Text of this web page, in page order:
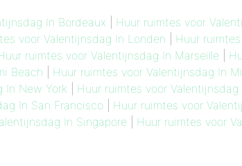
In Bordeaux
Huur ruimtes voor
voor Valentijnsdag In Londen
Huur
ruimtes voor Valentijnsdag In Marseille
Beach Huur ruimtes voor Valentijnsdag In
In New York Huur ruimtes voor Valentijnsdag
In San Francisco
Huur ruimtes voor
In Singapore
Huur ruimtes voor